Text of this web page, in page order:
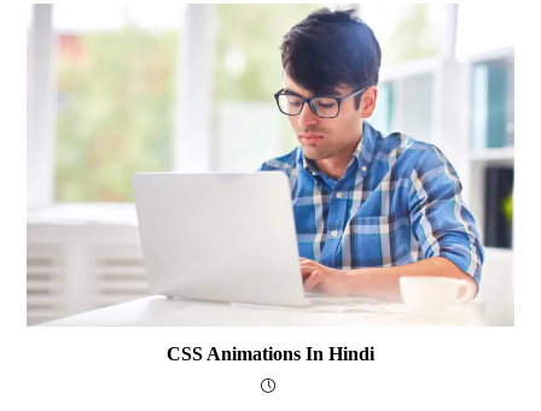
CSS Animations In Hindi